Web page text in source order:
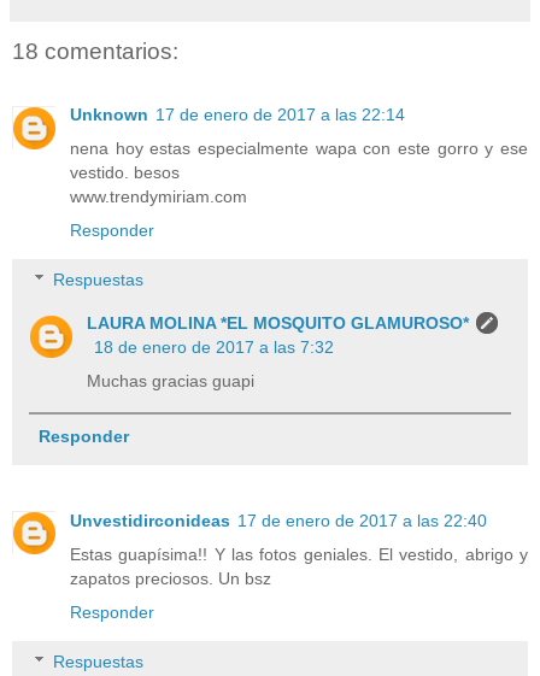
18 comentarios:
Unknown 17 de enero de 2017 a las 22:14
nena hoy estas especialmente wapa con este gorro y ese
vestido. besos
www.trendymiriam.com
Responder
Respuestas
LAURA MOLINA *EL MOSQUITO GLAMUROSO*
18 de enero de 2017 a las 7:32
Muchas gracias guapi
Responder
Unvestidirconideas 17 de enero de 2017 a las 22:40
Estas guapísima!! Y las fotos geniales. El vestido, abrigo y
zapatos preciosos. Un bsz
Responder
Respuestas